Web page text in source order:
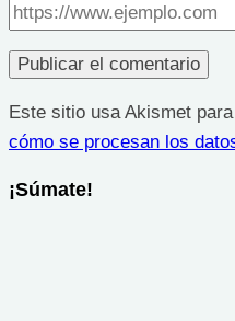
Este sitio usa Akismet
cómo se procesan los
¡Súmate!